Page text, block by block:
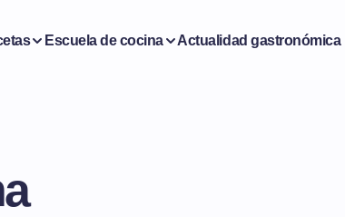
Escuela de cocina Actualidad gastronómica